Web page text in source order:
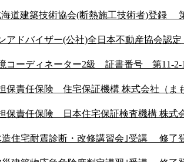
道建築技術協会(断熱施工技術者)登録
アドバイザー(公社)全日本不動産協会認
コーディネーター2級 証書番号 第11-2-
保責任保険 住宅保証機構 株式会社（ま
保責任保険 日本住宅保証検査機構 株式
造住宅耐震診断・改修講習会｣受講 修了